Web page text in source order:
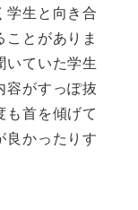
学生と向き合
とがありま
いていた学生
容がすっぽ抜
も首を傾げて
良かったりす